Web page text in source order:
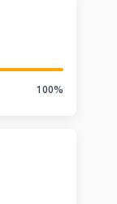
100%